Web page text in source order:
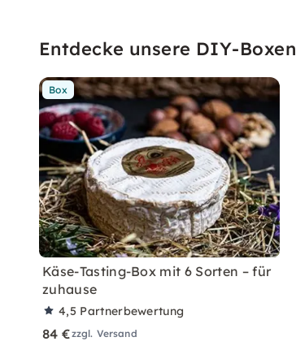
Entdecke unsere DIY-Boxen
Box
Käse-Tasting-Box mit 6 Sorten – für
zuhause
4,5 Partnerbewertung
84 €zzgl. Versand